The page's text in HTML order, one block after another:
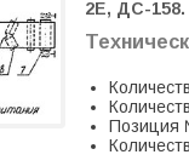
2Е, ДС-158.
Позиция